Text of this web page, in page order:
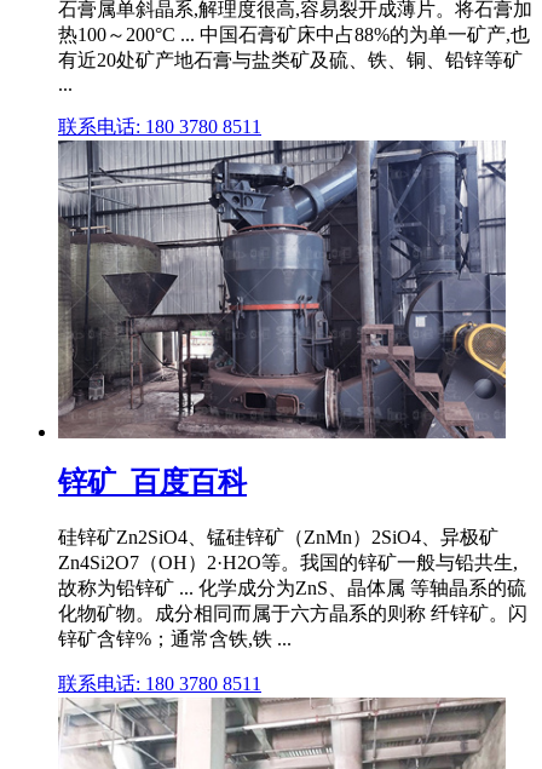
石膏属单斜晶系,解理度很高,容易裂开成薄片。将石膏加
热100～200°C ... 中国石膏矿床中占88%的为单一矿产,也
有近20处矿产地石膏与盐类矿及硫、铁、铜、铅锌等矿
...
联系电话: 180 3780 8511
锌矿_百度百科
硅锌矿Zn2SiO4、锰硅锌矿（ZnMn）2SiO4、异极矿
Zn4Si2O7（OH）2·H2O等。我国的锌矿一般与铅共生,
故称为铅锌矿 ... 化学成分为ZnS、晶体属 等轴晶系的硫
化物矿物。成分相同而属于六方晶系的则称 纤锌矿。闪
锌矿含锌%；通常含铁,铁 ...
联系电话: 180 3780 8511